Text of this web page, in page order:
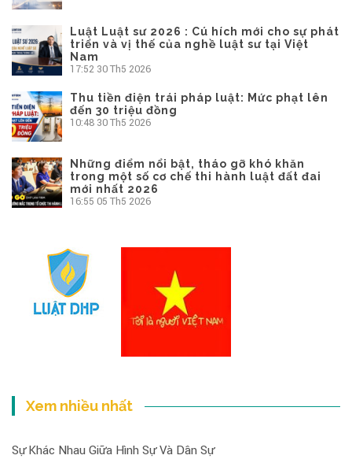
Luật Luật sư 2026 : Cú hích mới cho sự phát
triển và vị thế của nghề luật sư tại Việt
Nam
17:52 30 Th5 2026
Thu tiền điện trái pháp luật: Mức phạt lên
đến 30 triệu đồng
10:48 30 Th5 2026
Những điểm nổi bật, tháo gỡ khó khăn
trong một số cơ chế thi hành luật đất đai
mới nhất 2026
16:55 05 Th5 2026
Xem nhiều nhất
Sự Khác Nhau Giữa Hình Sự Và Dân Sự